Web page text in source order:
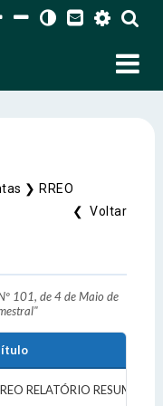
❯ RREO
❮ Voltar
101, de 4 de Maio de
fonte.
@dominio!
físico da
Xingu